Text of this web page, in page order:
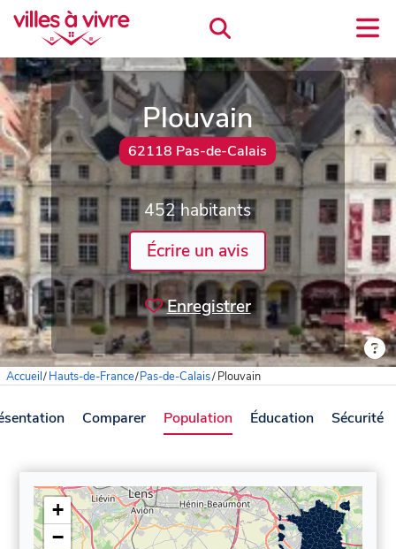
Plouvain
62118 Pas-de-Calais
452 habitants
Écrire un avis
Enregistrer
Accueil/Hauts-de-France/Pas-de-Calais/Plouvain
Comparer Population Éducation Sécurité
+
−